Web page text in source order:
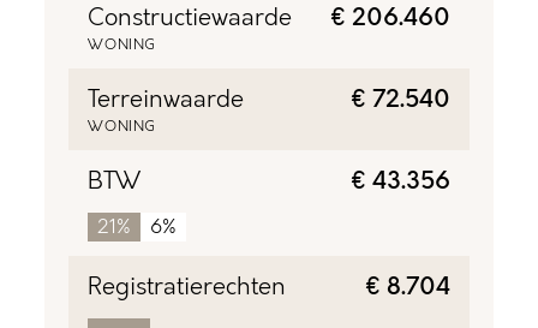
Constructiewaarde
WONING
€ 206.460
Terreinwaarde
WONING
€ 72.540
BTW
21% 6%
€ 43.356
Registratierechten € 8.704